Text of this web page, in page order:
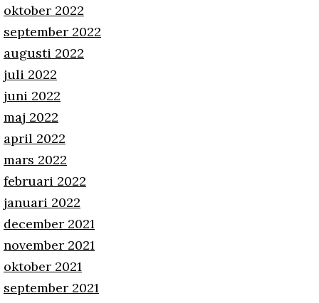
oktober 2022
september 2022
augusti 2022
juli 2022
juni 2022
maj 2022
april 2022
mars 2022
februari 2022
januari 2022
december 2021
november 2021
oktober 2021
september 2021